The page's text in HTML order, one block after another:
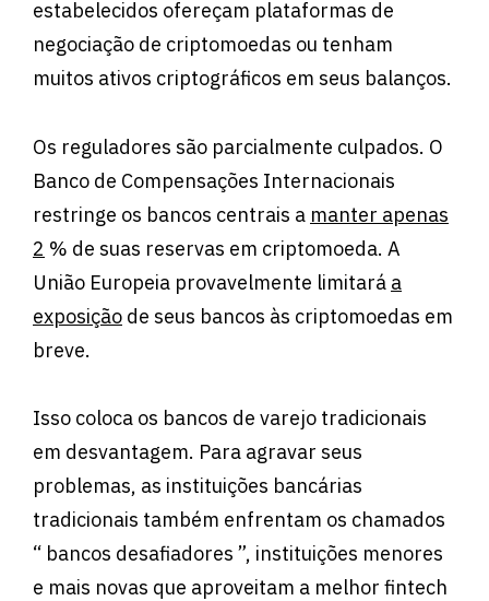
estabelecidos ofereçam plataformas de
negociação de criptomoedas ou tenham
muitos ativos criptográficos em seus balanços.
Os reguladores são parcialmente culpados. O
Banco de Compensações Internacionais
restringe os bancos centrais a manter apenas
2 % de suas reservas em criptomoeda. A
União Europeia provavelmente limitará a
exposição de seus bancos às criptomoedas em
breve.
Isso coloca os bancos de varejo tradicionais
em desvantagem. Para agravar seus
problemas, as instituições bancárias
tradicionais também enfrentam os chamados
“ bancos desafiadores ”, instituições menores
e mais novas que aproveitam a melhor fintech